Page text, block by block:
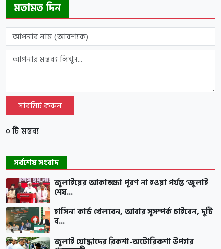
মতামত দিন
সাবমিট করুন
০ টি মন্তব্য
সর্বশেষ সংবাদ
জুলাইয়ের আকাঙ্ক্ষা পূরণ না হওয়া পর্যন্ত ‘জুলাই
শেষ...
হাসিনা কার্ড খেলবেন, আবার সুসম্পর্ক চাইবেন, দুটি
ব...
জুলাই যোদ্ধাদের রিকশা-অটোরিকশা উপহার